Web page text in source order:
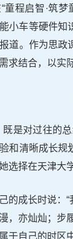
童程启智·筑
小车等硬件
道。作为思政
求结合，以实
既是对过往的
和清晰成长规
选择在天津大
的成长时说：
，亦灿灿；步
于自己的时区